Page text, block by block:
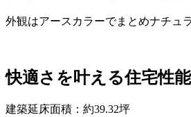
外観はアースカラーでまとめナチュ
快適さを叶える住宅性能
建築延床面積：約39.32坪